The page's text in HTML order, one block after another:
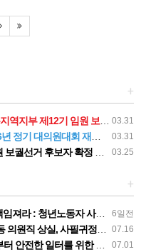
+
03.31
12기 임원 보궐선거결과 공고
03.31
대의원대회 재소집 건
03.25
선거 후보자 확정 공고
+
6일전
저한 진상규명과 재발방지 대책 마련하라
07.16
원직 상실, 사필귀정이다
07.01
원지역본부 폭염감시단 선포 기자회견